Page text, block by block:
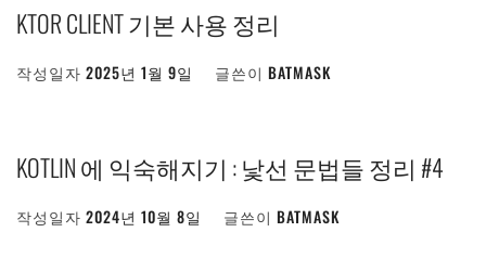
KTOR CLIENT 기본 사용 정리
작성일자 2025년 1월 9일 글쓴이 BATMASK
KOTLIN 에 익숙해지기 : 낯선 문법들 정리 #4
작성일자 2024년 10월 8일 글쓴이 BATMASK